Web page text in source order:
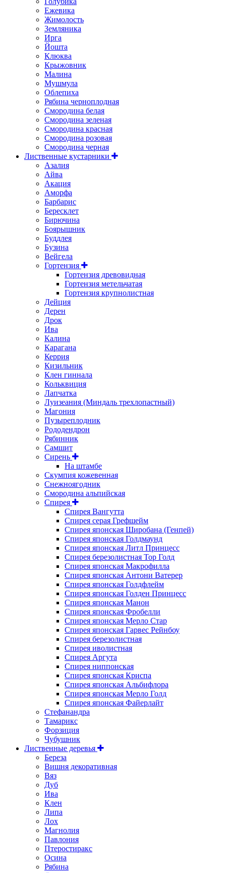
Ежевика
Жимолость
Земляника
Ирга
Йошта
Клюква
Крыжовник
Малина
Мушмула
Облепиха
Рябина черноплодная
Смородина белая
Смородина зеленая
Смородина красная
Смородина розовая
Смородина черная
Лиственные кустарники
Азалия
Айва
Акация
Аморфа
Барбарис
Бересклет
Бирючина
Боярышник
Буддлея
Бузина
Вейгела
Гортензия
Гортензия древовидная
Гортензия метельчатая
Гортензия крупнолистная
Дейция
Дерен
Дрок
Ива
Калина
Карагана
Керрия
Кизильник
Клен гиннала
Кольквиция
Лапчатка
Луизеания (Миндаль трехлопастный)
Магония
Пузыреплодник
Рододендрон
Рябинник
Самшит
Сирень
На штамбе
Скумпия кожевенная
Снежноягодник
Смородина альпийская
Спирея
Спирея Вангутта
Спирея серая Грефшейм
Спирея японская Широбана (Генпей)
Спирея японская Голдмаунд
Спирея японская Литл Принцесс
Спирея березолистная Тор Голд
Спирея японская Макрофилла
Спирея японская Антони Ватерер
Спирея японская Голдфлейм
Спирея японская Голден Принцесс
Спирея японская Манон
Спирея японская Фробелли
Спирея японская Мерло Стар
Спирея японская Гарвес Рейнбоу
Спирея березолистная
Спирея иволистная
Спирея Аргута
Спирея ниппонская
Спирея японская Криспа
Спирея японская Альбифлора
Спирея японская Мерло Голд
Спирея японская Файерлайт
Стефанандра
Тамарикс
Форзиция
Чубушник
Лиственные деревья
Береза
Вишня декоративная
Вяз
Дуб
Ива
Клен
Липа
Лох
Магнолия
Павлония
Птеростиракс
Осина
Рябина